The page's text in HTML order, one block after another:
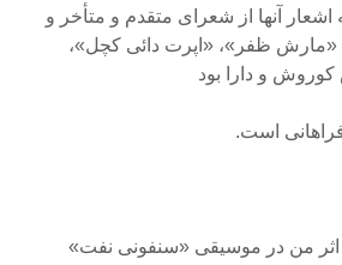
اشعار آنها از شعرای متقدم و متأخر و
«مارش ظفر»، «اپرت دائی کچل»،
و دارا بود
است.
اثر من در موسیقی «سنفونی نفت»